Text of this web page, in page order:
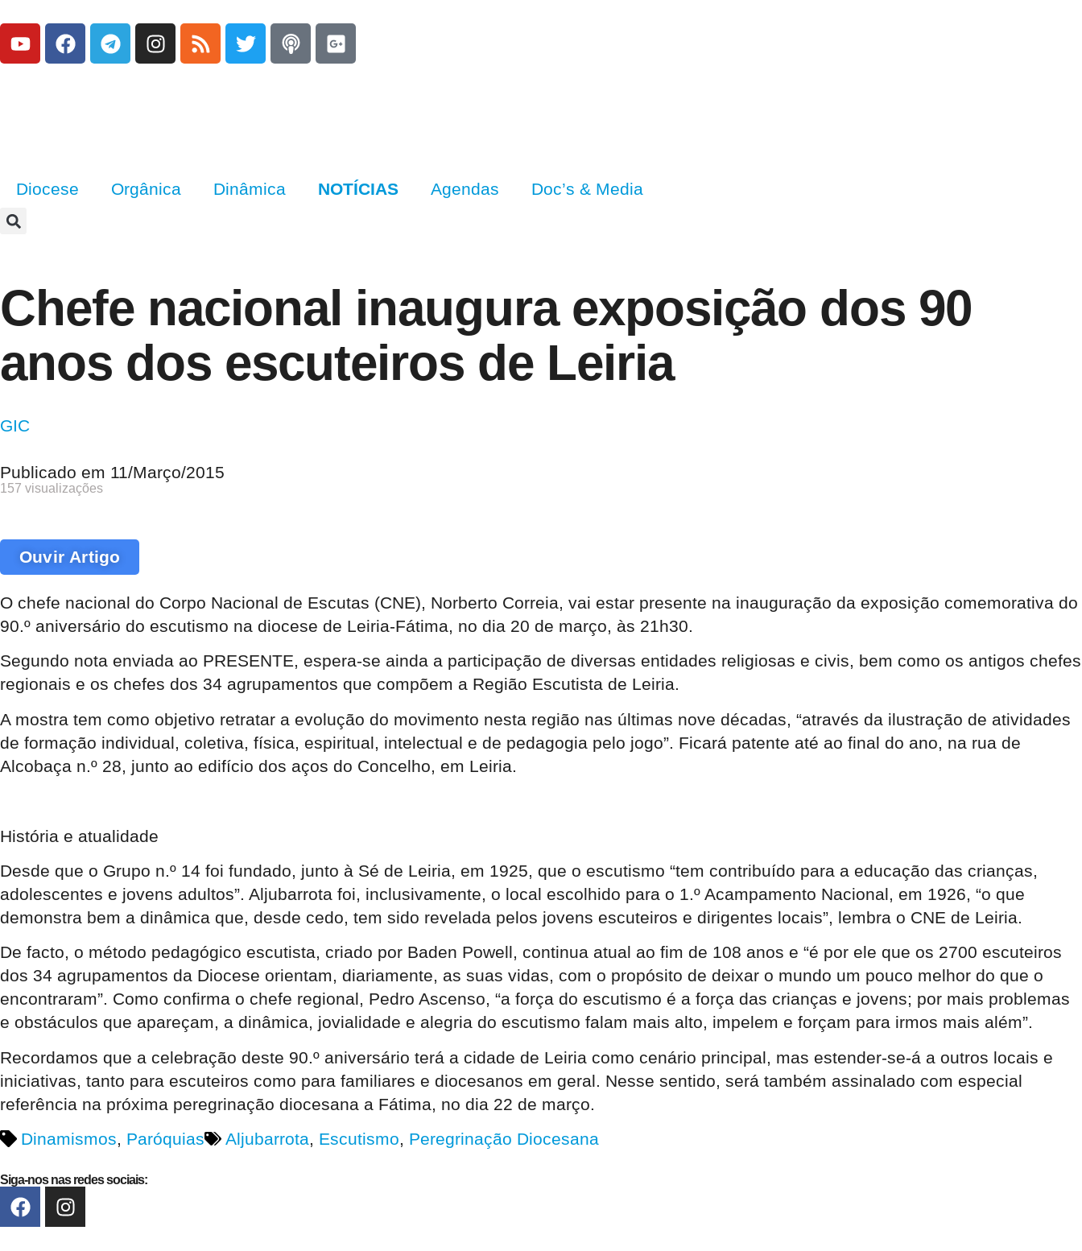
Diocese Orgânica Dinâmica NOTÍCIAS Agendas Doc’s & Media
Chefe nacional inaugura exposição dos 90
anos dos escuteiros de Leiria
GIC
Publicado em 11/Março/2015
157 visualizações
Ouvir Artigo
O chefe nacional do Corpo Nacional de Escutas (CNE), Norberto Correia, vai estar presente na inauguração da exposição comemorativa do
90.º aniversário do escutismo na diocese de Leiria-Fátima, no dia 20 de março, às 21h30.
Segundo nota enviada ao PRESENTE, espera-se ainda a participação de diversas entidades religiosas e civis, bem como os antigos chefes
regionais e os chefes dos 34 agrupamentos que compõem a Região Escutista de Leiria.
A mostra tem como objetivo retratar a evolução do movimento nesta região nas últimas nove décadas, “através da ilustração de atividades
de formação individual, coletiva, física, espiritual, intelectual e de pedagogia pelo jogo”. Ficará patente até ao final do ano, na rua de
Alcobaça n.º 28, junto ao edifício dos aços do Concelho, em Leiria.
História e atualidade
Desde que o Grupo n.º 14 foi fundado, junto à Sé de Leiria, em 1925, que o escutismo “tem contribuído para a educação das crianças,
adolescentes e jovens adultos”. Aljubarrota foi, inclusivamente, o local escolhido para o 1.º Acampamento Nacional, em 1926, “o que
demonstra bem a dinâmica que, desde cedo, tem sido revelada pelos jovens escuteiros e dirigentes locais”, lembra o CNE de Leiria.
De facto, o método pedagógico escutista, criado por Baden Powell, continua atual ao fim de 108 anos e “é por ele que os 2700 escuteiros
dos 34 agrupamentos da Diocese orientam, diariamente, as suas vidas, com o propósito de deixar o mundo um pouco melhor do que o
encontraram”. Como confirma o chefe regional, Pedro Ascenso, “a força do escutismo é a força das crianças e jovens; por mais problemas
e obstáculos que apareçam, a dinâmica, jovialidade e alegria do escutismo falam mais alto, impelem e forçam para irmos mais além”.
Recordamos que a celebração deste 90.º aniversário terá a cidade de Leiria como cenário principal, mas estender-se-á a outros locais e
iniciativas, tanto para escuteiros como para familiares e diocesanos em geral. Nesse sentido, será também assinalado com especial
referência na próxima peregrinação diocesana a Fátima, no dia 22 de março.
Dinamismos, Paróquias Aljubarrota, Escutismo, Peregrinação Diocesana
Siga-nos nas redes sociais: